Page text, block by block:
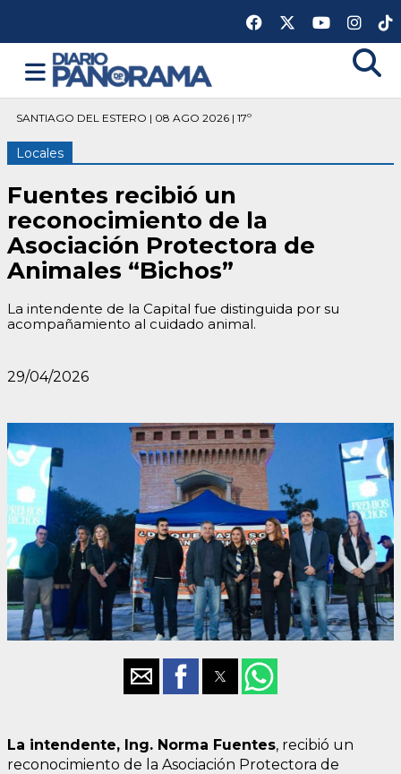
SANTIAGO DEL ESTERO | 08 AGO 2026 | 17º
Locales
Fuentes recibió un
reconocimiento de la
Asociación Protectora de
Animales “Bichos”
La intendente de la Capital fue distinguida por su
acompañamiento al cuidado animal.
29/04/2026
La intendente, Ing. Norma Fuentes, recibió un
reconocimiento de la Asociación Protectora de